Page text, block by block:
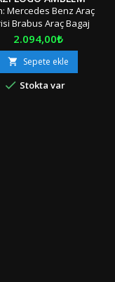
Mercedes Benz Araç
Brabus Araç Bagaj
Yazısı Logosu Amblemi
Tek Parça Boyut:
Materyal: OEM Ürün/
/ Vidalı Uyumluluk:
W124 W210 W211 E
Fiyat
2.094,00₺
 Sepete ekle
 Stokta var